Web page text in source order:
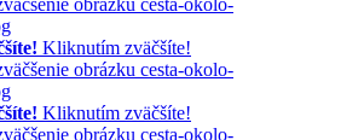
Kliknutím zväčšíte!
Kliknutím zväčšíte!